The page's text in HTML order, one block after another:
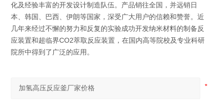
化及经验丰富的开发设计制造队伍。产品销往全国，并远销日
本、韩国、巴西、伊朗等国家，深受广大用户的信赖和赞誉。近
几年来经过不懈的努力和反复的实验成功开发纳米材料的制备反
应装置和超临界CO2萃取反应装置，在国内高等院校及专业科研
院所中得到了广泛的应用。